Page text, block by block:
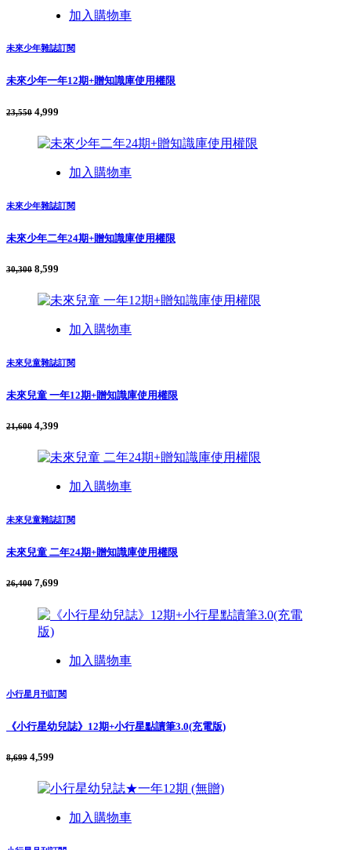
加入購物車
未來少年雜誌訂閱
未來少年一年12期+贈知識庫使用權限
23,550 4,999
加入購物車
未來少年雜誌訂閱
未來少年二年24期+贈知識庫使用權限
30,300 8,599
加入購物車
未來兒童雜誌訂閱
未來兒童 一年12期+贈知識庫使用權限
21,600 4,399
加入購物車
未來兒童雜誌訂閱
未來兒童 二年24期+贈知識庫使用權限
26,400 7,699
加入購物車
小行星月刊訂閱
《小行星幼兒誌》12期+小行星點讀筆3.0(充電版)
8,699 4,599
加入購物車